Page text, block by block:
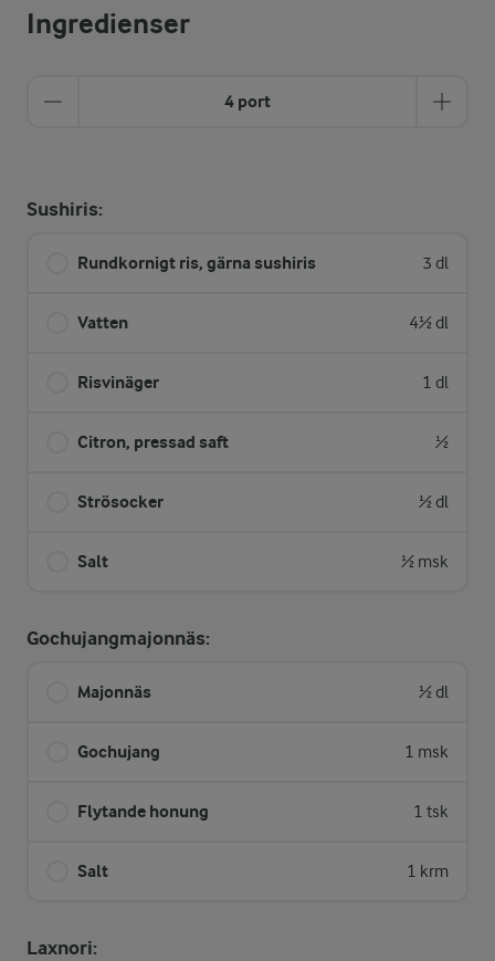
Ingredienser
4 port
Sushiris:
Rundkornigt ris, gärna sushiris 3 dl
Vatten 4½ dl
Risvinäger 1 dl
Citron, pressad saft ½
Strösocker ½ dl
Salt ½ msk
Gochujangmajonnäs:
Majonnäs ½ dl
Gochujang 1 msk
Flytande honung 1 tsk
Salt 1 krm
Laxnori: